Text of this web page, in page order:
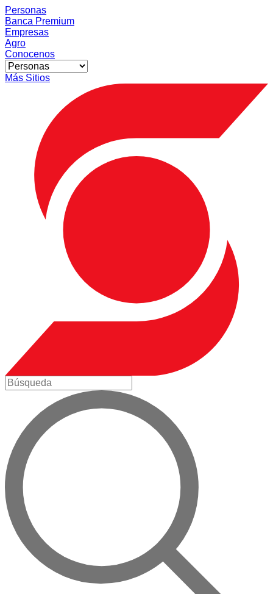
Personas
Banca Premium
Empresas
Agro
Conocenos
Más Sitios